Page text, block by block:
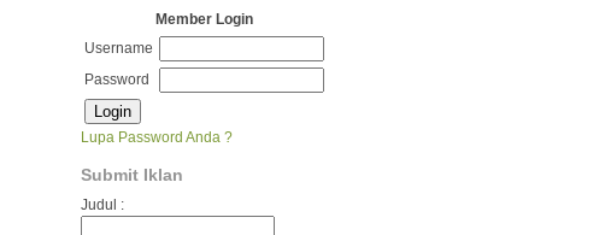
Member Login
Username
Password
Lupa Password Anda ?
Submit Iklan
Judul :